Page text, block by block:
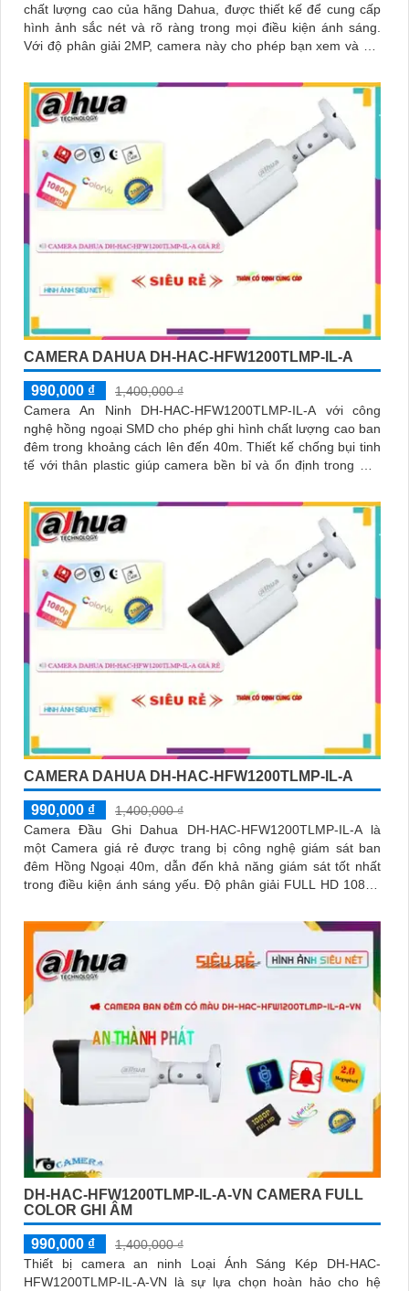
chất lượng cao của hãng Dahua, được thiết kế để cung cấp
hình ảnh sắc nét và rõ ràng trong mọi điều kiện ánh sáng.
Với độ phân giải 2MP, camera này cho phép bạn xem và ghi
CAMERA DAHUA DH-HAC-HFW1200TLMP-IL-A
990,000 ₫
1,400,000 ₫
Camera An Ninh DH-HAC-HFW1200TLMP-IL-A với công
nghệ hồng ngoại SMD cho phép ghi hình chất lượng cao ban
đêm trong khoảng cách lên đến 40m. Thiết kế chống bụi tinh
tế với thân plastic giúp camera bền bỉ và ổn định trong mọi
CAMERA DAHUA DH-HAC-HFW1200TLMP-IL-A
990,000 ₫
1,400,000 ₫
Camera Đầu Ghi Dahua DH-HAC-HFW1200TLMP-IL-A là
một Camera giá rẻ được trang bị công nghệ giám sát ban
đêm Hồng Ngoại 40m, dẫn đến khả năng giám sát tốt nhất
trong điều kiện ánh sáng yếu. Độ phân giải FULL HD 1080P
DH-HAC-HFW1200TLMP-IL-A-VN CAMERA FULL
COLOR GHI ÂM
990,000 ₫
1,400,000 ₫
Thiết bị camera an ninh Loại Ánh Sáng Kép DH-HAC-
HFW1200TLMP-IL-A-VN là sự lựa chọn hoàn hảo cho hệ